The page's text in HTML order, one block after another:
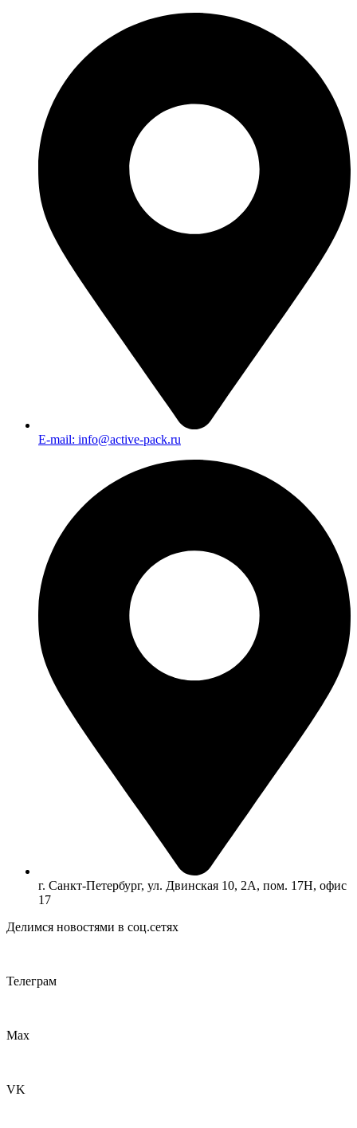
E-mail: info@active-pack.ru
г. Санкт-Петербург, ул. Двинская 10, 2А, пом. 17Н, офис
17
Делимся новостями в соц.сетях
Телеграм
Max
VK